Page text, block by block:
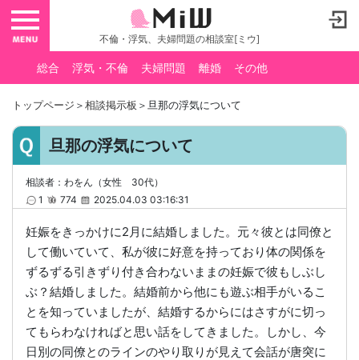
toggle navigation
不倫・浮気、夫婦問題の相談室[ミウ]
総合 浮気・不倫 夫婦問題 離婚 その他
トップページ ＞相談掲示板 ＞旦那の浮気について
旦那の浮気について
相談者：わをん（女性 30代）
1
774 2025.04.03 03:16:31
妊娠をきっかけに2月に結婚しました。元々彼とは同僚と
して働いていて、私が彼に好意を持っており体の関係を
ずるずる引きずり付き合わないままの妊娠で彼もしぶし
ぶ？結婚しました。結婚前から他にも遊ぶ相手がいるこ
とを知っていましたが、結婚するからにはさすがに切っ
てもらわなければと思い話をしてきました。しかし、今
日別の同僚とのラインのやり取りが見えて会話が唐突に